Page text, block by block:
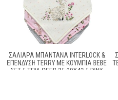
ΣΑΛΙΆΡΑ ΜΠΑΝΤΆΝΑ INTERLOCK &
ΕΠΈΝΔΥΣΗ TERRY ΜΕ ΚΟΥΜΠΊΑ BEBE
ΣΕΤ 5 ΤΕΜ. DEER 25 20X42.5 PINK